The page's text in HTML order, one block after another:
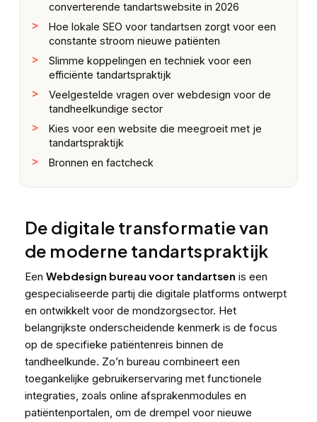
De digitale transformatie van
de moderne tandartspraktijk
Een Webdesign bureau voor tandartsen is een
gespecialiseerde partij die digitale platforms ontwerpt
en ontwikkelt voor de mondzorgsector. Het
belangrijkste onderscheidende kenmerk is de focus
op de specifieke patiëntenreis binnen de
tandheelkunde. Zo’n bureau combineert een
toegankelijke gebruikerservaring met functionele
integraties, zoals online afsprakenmodules en
patiëntenportalen, om de drempel voor nieuwe
converterende tandartswebsite in 2026
Hoe lokale SEO voor tandartsen zorgt voor een
constante stroom nieuwe patiënten
Slimme koppelingen en techniek voor een
efficiënte tandartspraktijk
Veelgestelde vragen over webdesign voor de
tandheelkundige sector
Kies voor een website die meegroeit met je
tandartspraktijk
Bronnen en factcheck